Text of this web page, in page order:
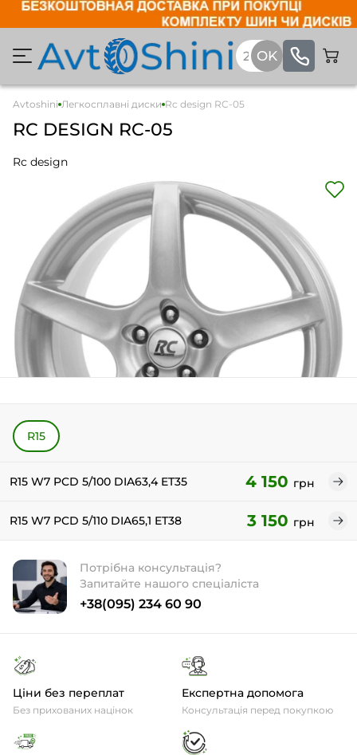
Avtoshini Легкосплавні диски Rc design RC-05
RC DESIGN RC-05
Rc design
R15
R15 W7 PCD 5/100 DIA63,4 ET35 4 150 грн
R15 W7 PCD 5/110 DIA65,1 ET38 3 150 грн
Потрібна консультація?
Запитайте нашого спеціаліста
+38(095) 234 60 90
Ціни без переплат
Без прихованих націнок
Експертна допомога
Консультація перед покупкою